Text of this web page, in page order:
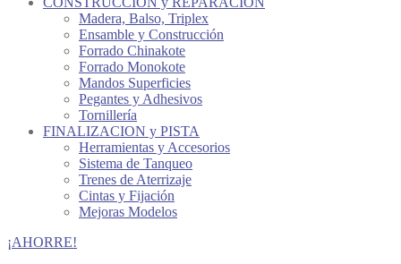
Madera, Balso, Triplex
Ensamble y Construcción
Forrado Chinakote
Forrado Monokote
Mandos Superficies
Pegantes y Adhesivos
Tornillería
FINALIZACION y PISTA
Herramientas y Accesorios
Sistema de Tanqueo
Trenes de Aterrizaje
Cintas y Fijación
Mejoras Modelos
¡AHORRE!